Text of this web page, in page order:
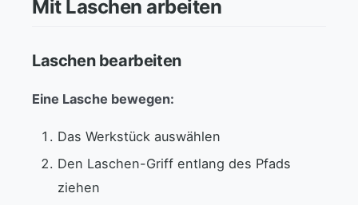
Mit Laschen arbeiten
Laschen bearbeiten
Eine Lasche bewegen:
Das Werkstück auswählen
Den Laschen-Griff entlang des Pfads
ziehen